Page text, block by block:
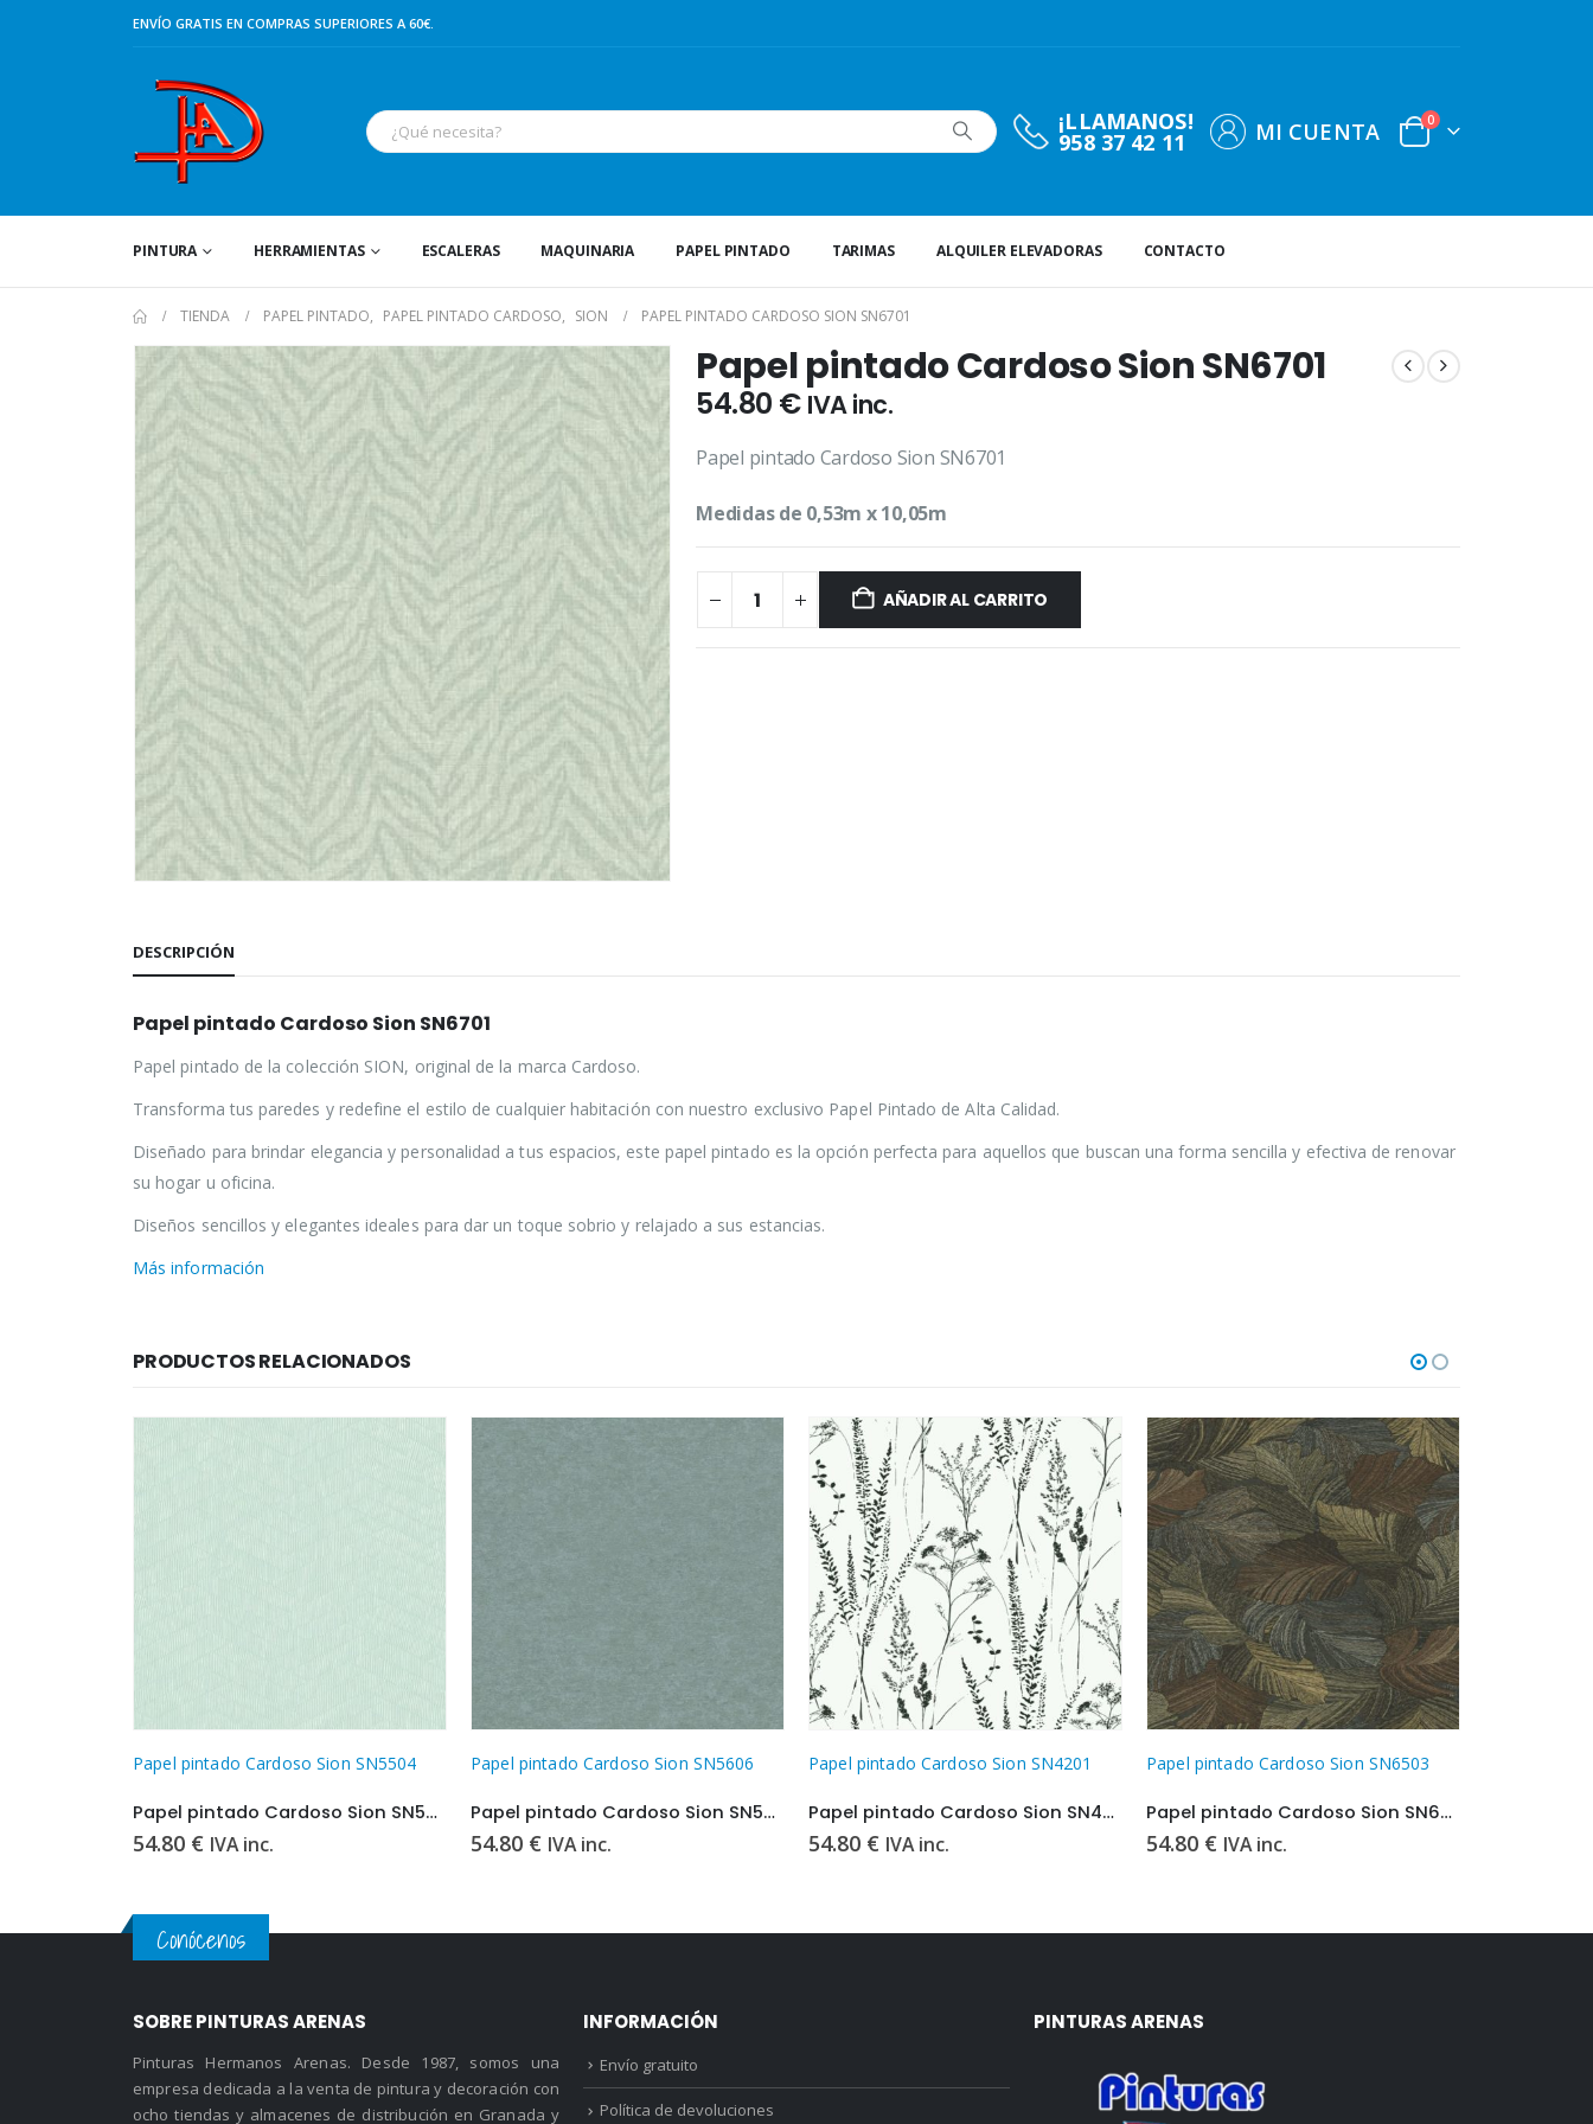
ENVÍO GRATIS EN COMPRAS SUPERIORES A 60€.
¡LLAMANOS!
958 37 42 11 MI CUENTA 0
PINTURA HERRAMIENTAS ESCALERAS MAQUINARIA PAPEL PINTADO TARIMAS ALQUILER ELEVADORAS CONTACTO
TIENDA PAPEL PINTADO, PAPEL PINTADO CARDOSO, SION PAPEL PINTADO CARDOSO SION SN6701
Papel pintado Cardoso Sion SN6701
54.80 € IVA inc.
Papel pintado Cardoso Sion SN6701
Medidas de 0,53m x 10,05m
AÑADIR AL CARRITO
DESCRIPCIÓN
Papel pintado Cardoso Sion SN6701
Papel pintado de la colección SION, original de la marca Cardoso.
Transforma tus paredes y redefine el estilo de cualquier habitación con nuestro exclusivo Papel Pintado de Alta Calidad.
Diseñado para brindar elegancia y personalidad a tus espacios, este papel pintado es la opción perfecta para aquellos que buscan una forma sencilla y efectiva de renovar
su hogar u oficina.
Diseños sencillos y elegantes ideales para dar un toque sobrio y relajado a sus estancias.
Más información
PRODUCTOS RELACIONADOS
Papel pintado Cardoso Sion SN5606
Papel pintado Cardoso Sion SN5606
54.80 € IVA inc.
Papel pintado Cardoso Sion SN4201
Papel pintado Cardoso Sion SN4201
54.80 € IVA inc.
Papel pintado Cardoso Sion SN6503
Papel pintado Cardoso Sion SN6503
54.80 € IVA inc.
Papel pintado Cardoso Sion SN6502
Papel pintado Cardoso Sion SN6502
54.80 € IVA inc.
Conócenos
SOBRE PINTURAS ARENAS
Pinturas Hermanos Arenas. Desde 1987, somos una
empresa dedicada a la venta de pintura y decoración con
ocho tiendas y almacenes de distribución en Granada y
INFORMACIÓN
Envío gratuito
Política de devoluciones
PINTURAS ARENAS